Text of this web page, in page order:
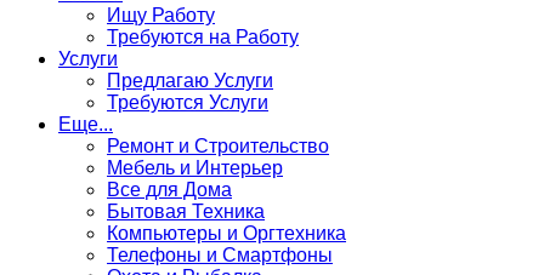
Ищу Работу
Требуются на Работу
Услуги
Предлагаю Услуги
Требуются Услуги
Еще...
Ремонт и Строительство
Мебель и Интерьер
Все для Дома
Бытовая Техника
Компьютеры и Оргтехника
Телефоны и Смартфоны